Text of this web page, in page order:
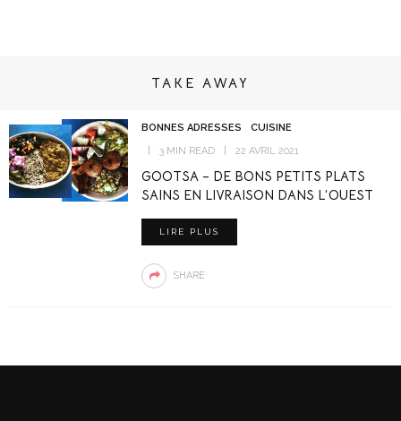
TAKE AWAY
BONNES ADRESSES
CUISINE
3 MIN READ
22 AVRIL 2021
GOOTSA – DE BONS PETITS PLATS
SAINS EN LIVRAISON DANS L’OUEST
LIRE PLUS
SHARE